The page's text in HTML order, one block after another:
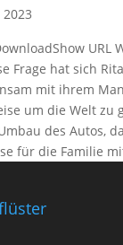
URL
Frage hat sich
mit ihrem
um die Welt zu
des Autos,
für die Familie